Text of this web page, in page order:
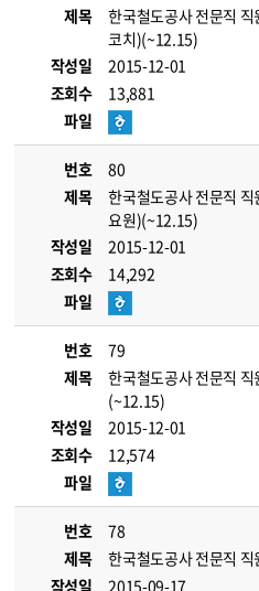
제목
한국철도공사 전문직
코치)(~12.15)
작성일
2015-12-01
조회수
13,881
파일
번호
80
제목
한국철도공사 전문직
요원)(~12.15)
작성일
2015-12-01
조회수
14,292
파일
번호
79
제목
한국철도공사 전문직
(~12.15)
작성일
2015-12-01
조회수
12,574
파일
번호
78
제목
한국철도공사 전문직
작성일
2015-09-17